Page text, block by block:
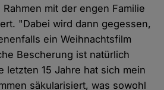
mit der engen Familie
"Dabei wird dann gegessen,
ein Weihnachtsfilm
Bescherung ist natürlich
letzten 15 Jahre hat sich mein
säkularisiert, was sowohl